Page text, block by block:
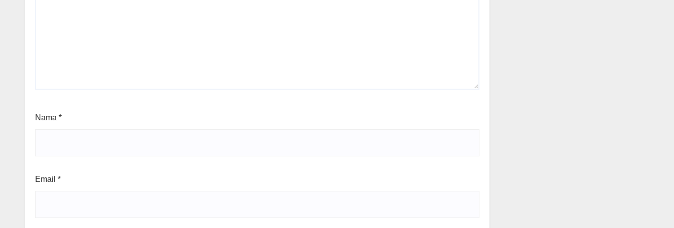
Nama *
Email *